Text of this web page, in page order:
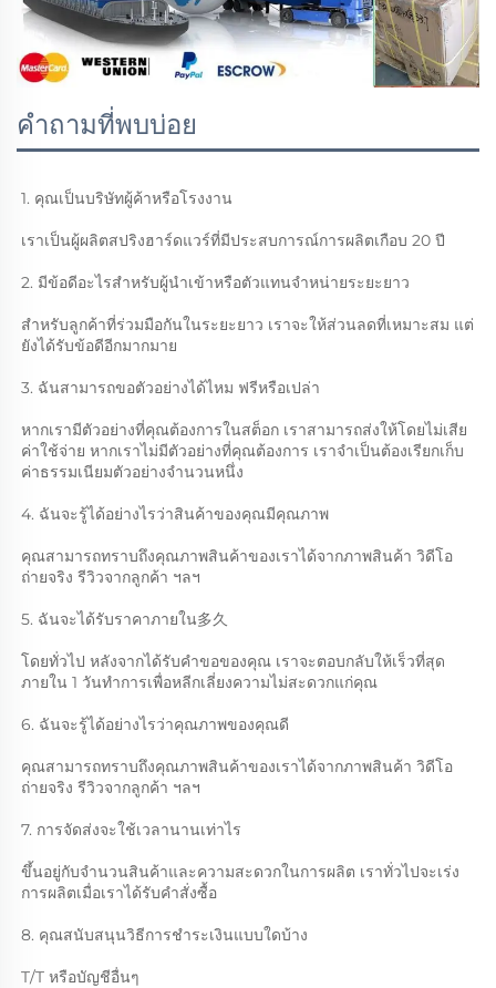
คำถามที่พบบ่อย
1. คุณเป็นบริษัทผู้ค้าหรือโรงงาน
เราเป็นผู้ผลิตสปริงฮาร์ดแวร์ที่มีประสบการณ์การผลิตเกือบ 20 ปี
2. มีข้อดีอะไรสำหรับผู้นำเข้าหรือตัวแทนจำหน่ายระยะยาว
สำหรับลูกค้าที่ร่วมมือกันในระยะยาว เราจะให้ส่วนลดที่เหมาะสม แต่
ยังได้รับข้อดีอีกมากมาย
3. ฉันสามารถขอตัวอย่างได้ไหม ฟรีหรือเปล่า
หากเรามีตัวอย่างที่คุณต้องการในสต็อก เราสามารถส่งให้โดยไม่เสีย
ค่าใช้จ่าย หากเราไม่มีตัวอย่างที่คุณต้องการ เราจำเป็นต้องเรียกเก็บ
ค่าธรรมเนียมตัวอย่างจำนวนหนึ่ง
4. ฉันจะรู้ได้อย่างไรว่าสินค้าของคุณมีคุณภาพ
คุณสามารถทราบถึงคุณภาพสินค้าของเราได้จากภาพสินค้า วิดีโอ
ถ่ายจริง รีวิวจากลูกค้า ฯลฯ
5. ฉันจะได้รับราคาภายใน多久
โดยทั่วไป หลังจากได้รับคำขอของคุณ เราจะตอบกลับให้เร็วที่สุด
ภายใน 1 วันทำการเพื่อหลีกเลี่ยงความไม่สะดวกแก่คุณ
6. ฉันจะรู้ได้อย่างไรว่าคุณภาพของคุณดี
คุณสามารถทราบถึงคุณภาพสินค้าของเราได้จากภาพสินค้า วิดีโอ
ถ่ายจริง รีวิวจากลูกค้า ฯลฯ
7. การจัดส่งจะใช้เวลานานเท่าไร
ขึ้นอยู่กับจำนวนสินค้าและความสะดวกในการผลิต เราทั่วไปจะเร่ง
การผลิตเมื่อเราได้รับคำสั่งซื้อ
8. คุณสนับสนุนวิธีการชำระเงินแบบใดบ้าง
T/T หรือบัญชีอื่นๆ